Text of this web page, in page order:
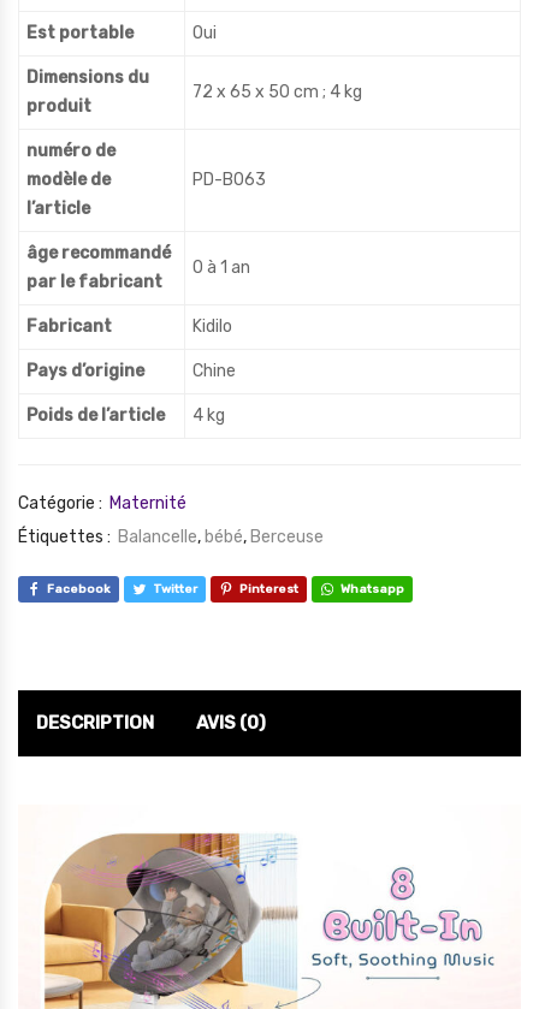
Est portable Oui
Dimensions du
produit
72 x 65 x 50 cm ; 4 kg
numéro de
modèle de
l’article
PD-B063
âge recommandé
par le fabricant
0 à 1 an
Fabricant Kidilo
Pays d’origine Chine
Poids de l’article 4 kg
Catégorie : Maternité
Étiquettes : Balancelle, bébé, Berceuse
Facebook Twitter Pinterest Whatsapp
DESCRIPTION AVIS (0)